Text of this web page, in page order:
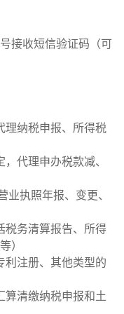
接收短信验证码（可
理纳税申报、所得税
代理申办税款减、
业执照年报、变更、
税务清算报告、所得
）
利注册、其他类型的
算清缴纳税申报和土